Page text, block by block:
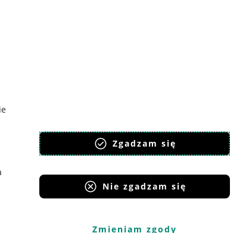
Zgadzam się
Nie zgadzam się
Zmieniam zgody